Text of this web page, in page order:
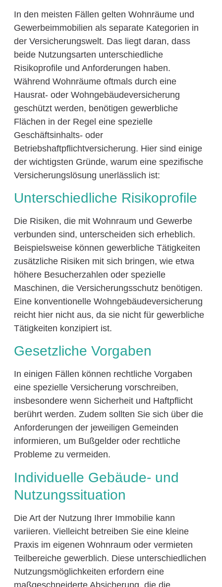
In den meisten Fällen gelten Wohnräume und
Gewerbeimmobilien als separate Kategorien in
der Versicherungswelt. Das liegt daran, dass
beide Nutzungsarten unterschiedliche
Risikoprofile und Anforderungen haben.
Während Wohnräume oftmals durch eine
Hausrat- oder Wohngebäudeversicherung
geschützt werden, benötigen gewerbliche
Flächen in der Regel eine spezielle
Geschäftsinhalts- oder
Betriebshaftpflichtversicherung. Hier sind einige
der wichtigsten Gründe, warum eine spezifische
Versicherungslösung unerlässlich ist:
Unterschiedliche Risikoprofile
Die Risiken, die mit Wohnraum und Gewerbe
verbunden sind, unterscheiden sich erheblich.
Beispielsweise können gewerbliche Tätigkeiten
zusätzliche Risiken mit sich bringen, wie etwa
höhere Besucherzahlen oder spezielle
Maschinen, die Versicherungsschutz benötigen.
Eine konventionelle Wohngebäudeversicherung
reicht hier nicht aus, da sie nicht für gewerbliche
Tätigkeiten konzipiert ist.
Gesetzliche Vorgaben
In einigen Fällen können rechtliche Vorgaben
eine spezielle Versicherung vorschreiben,
insbesondere wenn Sicherheit und Haftpflicht
berührt werden. Zudem sollten Sie sich über die
Anforderungen der jeweiligen Gemeinden
informieren, um Bußgelder oder rechtliche
Probleme zu vermeiden.
Individuelle Gebäude- und
Nutzungssituation
Die Art der Nutzung Ihrer Immobilie kann
variieren. Vielleicht betreiben Sie eine kleine
Praxis im eigenen Wohnraum oder vermieten
Teilbereiche gewerblich. Diese unterschiedlichen
Nutzungsmöglichkeiten erfordern eine
maßgeschneiderte Absicherung, die die